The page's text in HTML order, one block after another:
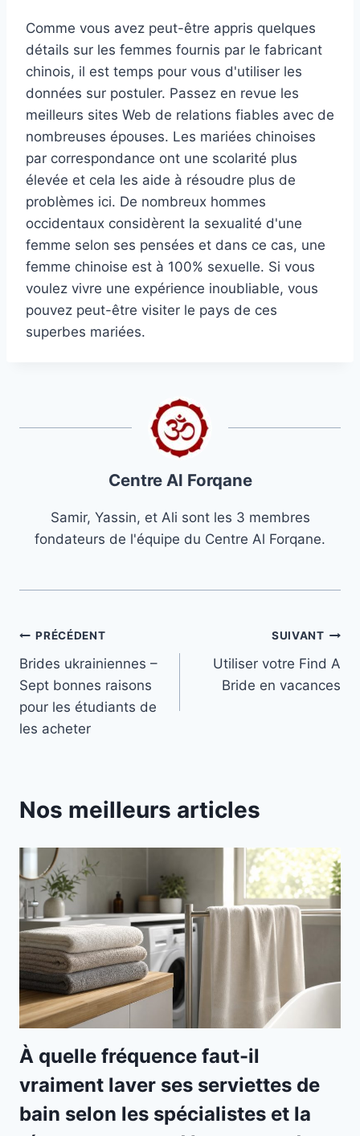
Comme vous avez peut-être appris quelques
détails sur les femmes fournis par le fabricant
chinois, il est temps pour vous d'utiliser les
données sur postuler. Passez en revue les
meilleurs sites Web de relations fiables avec de
nombreuses épouses. Les mariées chinoises
par correspondance ont une scolarité plus
élevée et cela les aide à résoudre plus de
problèmes ici. De nombreux hommes
occidentaux considèrent la sexualité d'une
femme selon ses pensées et dans ce cas, une
femme chinoise est à 100% sexuelle. Si vous
voulez vivre une expérience inoubliable, vous
pouvez peut-être visiter le pays de ces
superbes mariées.
Centre Al Forqane
Samir, Yassin, et Ali sont les 3 membres
fondateurs de l'équipe du Centre Al Forqane.
Navigation
de
l’article
PRÉCÉDENT
Brides ukrainiennes –
Sept bonnes raisons
pour les étudiants de
les acheter
SUIVANT
Utiliser votre Find A
Bride en vacances
Nos meilleurs articles
À quelle fréquence faut-il
vraiment laver ses serviettes de
bain selon les spécialistes et la